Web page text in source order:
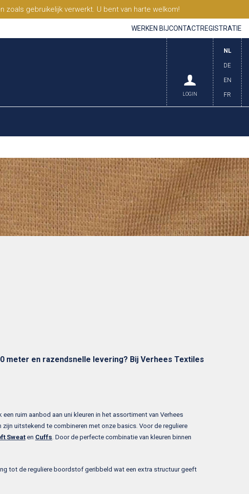
gebruikelijk verwerkt. U bent van harte welkom!
WERKEN BIJCONTACTREGISTRATIE
NL
DE
EN
FR
LOGIN
meter en razendsnelle levering? Bij Verhees Textiles
ruim aanbod aan uni kleuren in het assortiment van Verhees
zijn uitstekend te combineren met onze basics. Voor de reguliere
Sweat en Cuffs . Door de perfecte combinatie van kleuren binnen
tot de reguliere boordstof geribbeld wat een extra structuur geeft